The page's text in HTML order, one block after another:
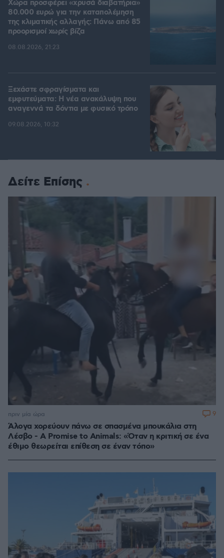
Χώρα προσφέρει «χρυσά διαβατήρια»
80.000 ευρώ για την καταπολέμηση
της κλιματικής αλλαγής: Πάνω από 85
προορισμοί χωρίς βίζα
08.08.2026, 21:23
Ξεχάστε σφραγίσματα και
εμφυτεύματα: Η νέα ανακάλυψη που
αναγεννά τα δόντια με φυσικό τρόπο
09.08.2026, 10:32
Δείτε Επίσης
Άλογα χορεύουν πάνω σε σπασμένα μπουκάλια στη
Λέσβο - A Promise to Animals: «Όταν η κριτική σε ένα
έθιμο θεωρείται επίθεση σε έναν τόπο»
πριν μία ώρα 9